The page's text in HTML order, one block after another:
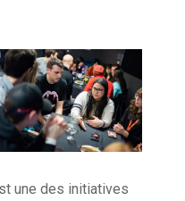
une des initiatives